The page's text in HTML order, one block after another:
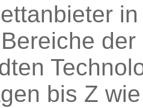
bis Z wie